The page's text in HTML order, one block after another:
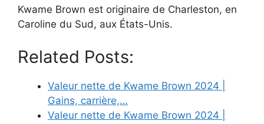
Kwame Brown est originaire de Charleston, en
Caroline du Sud, aux États-Unis.
Related Posts:
Valeur nette de Kwame Brown 2024 |
Gains, carrière,…
Valeur nette de Kwame Brown 2024 |